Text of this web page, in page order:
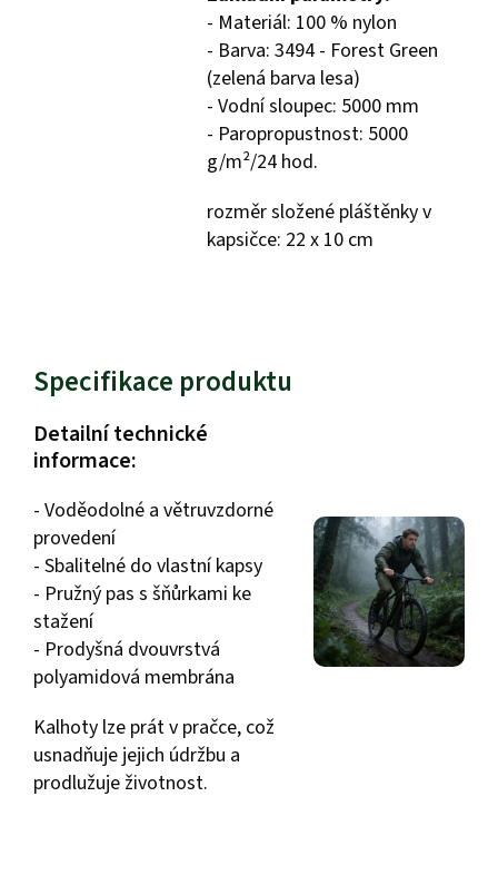
- Materiál: 100 % nylon
- Barva: 3494 - Forest Green
(zelená barva lesa)
- Vodní sloupec: 5000 mm
- Paropropustnost: 5000
g/m²/24 hod.
rozměr složené pláštěnky v
kapsičce: 22 x 10 cm
Specifikace produktu
Detailní technické
informace:
- Voděodolné a větruvzdorné
provedení
- Sbalitelné do vlastní kapsy
- Pružný pas s šňůrkami ke
stažení
- Prodyšná dvouvrstvá
polyamidová membrána
Kalhoty lze prát v pračce, což
usnadňuje jejich údržbu a
prodlužuje životnost.